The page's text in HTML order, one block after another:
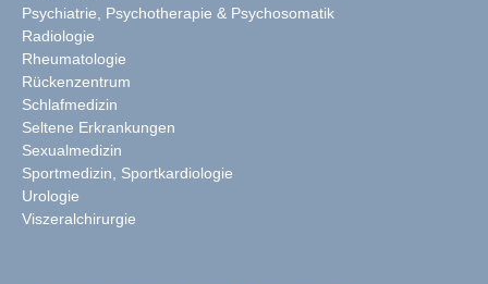
Psychiatrie, Psychotherapie & Psychosomatik
Radiologie
Rheumatologie
Rückenzentrum
Schlafmedizin
Seltene Erkrankungen
Sexualmedizin
Sportmedizin, Sportkardiologie
Urologie
Viszeralchirurgie